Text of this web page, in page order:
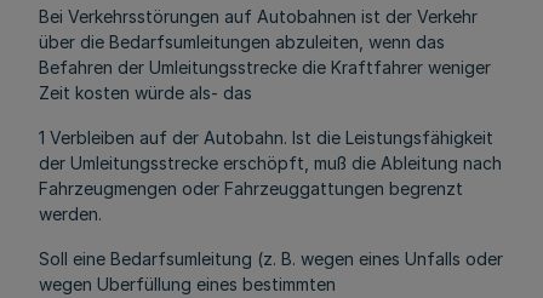
Bei Verkehrsstörungen auf Autobahnen ist der Verkehr
über die Bedarfsumleitungen abzuleiten, wenn das
Befahren der Umleitungsstrecke die Kraftfahrer weniger
Zeit kosten würde als- das
1 Verbleiben auf der Autobahn. Ist die Leistungsfähigkeit
der Umleitungsstrecke erschöpft, muß die Ableitung nach
Fahrzeugmengen oder Fahrzeuggattungen begrenzt
werden.
Soll eine Bedarfsumleitung (z. B. wegen eines Unfalls oder
wegen Uberfüllung eines bestimmten